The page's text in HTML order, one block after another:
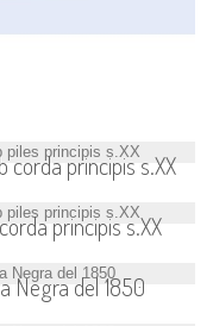
principis s.XX
principis s.XX
Negra del 1850